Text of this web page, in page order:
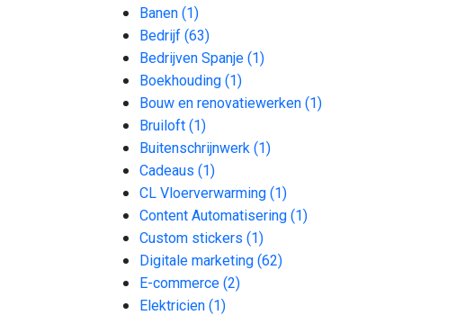
Banen (1)
Bedrijf (63)
Bedrijven Spanje (1)
Boekhouding (1)
Bouw en renovatiewerken (1)
Bruiloft (1)
Buitenschrijnwerk (1)
Cadeaus (1)
CL Vloerverwarming (1)
Content Automatisering (1)
Custom stickers (1)
Digitale marketing (62)
E-commerce (2)
Elektricien (1)